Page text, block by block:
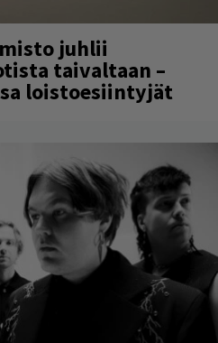
juhlii
taivaltaan –
loistoesiintyjät